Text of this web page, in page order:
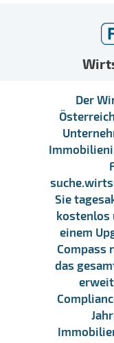
Der
Sie
kostenlos
einem
Compass
das